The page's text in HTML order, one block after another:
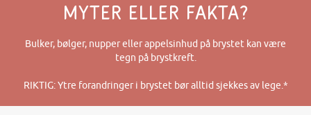
MYTER ELLER FAKTA?​
Bulker, bølger, nupper eller appelsinhud på brystet kan være
tegn på brystkreft.
RIKTIG: Ytre forandringer i brystet bør alltid sjekkes av lege.*